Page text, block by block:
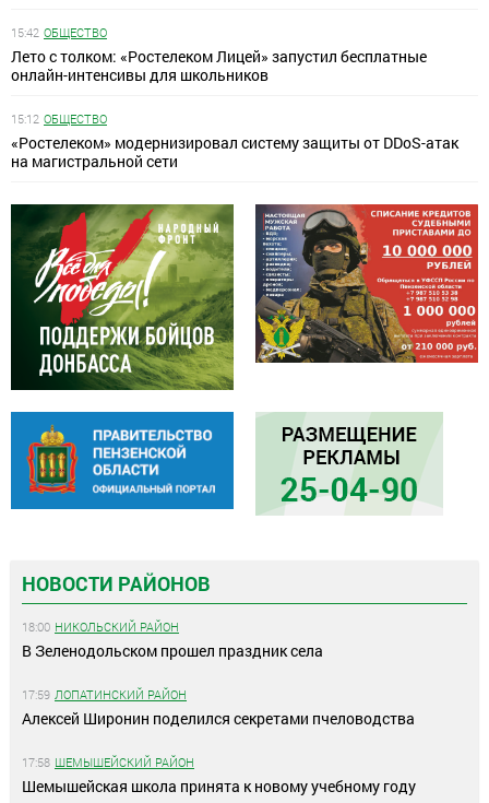
15:42 ОБЩЕСТВО
Лето с толком: «Ростелеком Лицей» запустил бесплатные
онлайн-интенсивы для школьников
15:12 ОБЩЕСТВО
«Ростелеком» модернизировал систему защиты от DDoS-атак
на магистральной сети
НОВОСТИ РАЙОНОВ
18:00 НИКОЛЬСКИЙ РАЙОН
В Зеленодольском прошел праздник села
17:59 ЛОПАТИНСКИЙ РАЙОН
Алексей Широнин поделился секретами пчеловодства
17:58 ШЕМЫШЕЙСКИЙ РАЙОН
Шемышейская школа принята к новому учебному году